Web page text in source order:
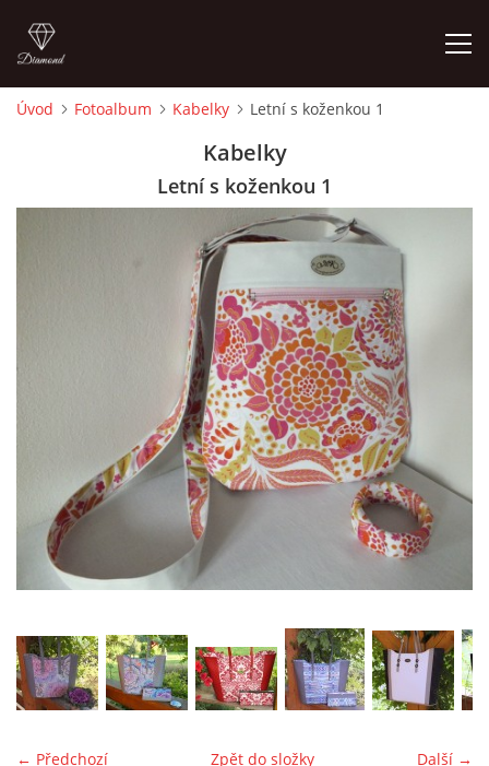
MOJE POSLEDNÍ PRÁCE
jk-laguna@seznam.cz
© 2025 eStránky.cz
Úvod Fotoalbum Kabelky Letní s koženkou 1
Kabelky
Letní s koženkou 1
← Předchozí Další →
Zpět do složky